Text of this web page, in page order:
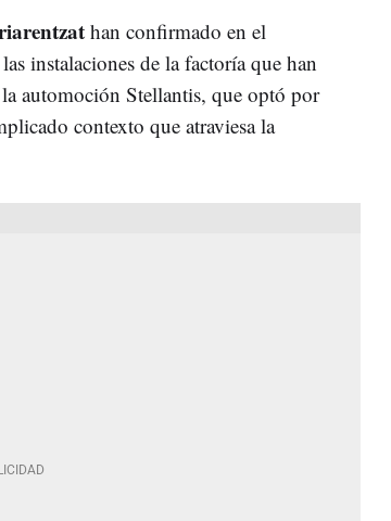
han confirmado en el
instalaciones de la factoría que han
automoción Stellantis, que optó por
contexto que atraviesa la